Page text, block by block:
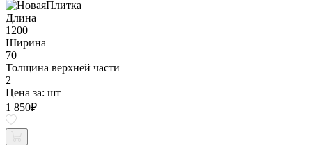
Длина
1200
Ширина
70
Толщина верхней части
2
Цена за: шт
1 850₽